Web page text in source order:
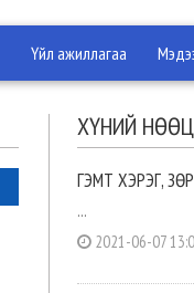
Үйл ажиллагаа
ХҮНИЙ
ГЭМТ ХЭРЭГ,
...
2021-06-07